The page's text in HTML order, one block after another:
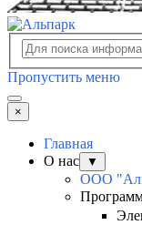
Пропустить меню
×
Главная
О нас
▼
ООО